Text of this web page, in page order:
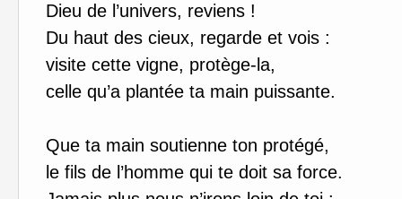
Dieu de l’univers, reviens !
Du haut des cieux, regarde et vois :
visite cette vigne, protège-la,
celle qu’a plantée ta main puissante.
Que ta main soutienne ton protégé,
le fils de l’homme qui te doit sa force.